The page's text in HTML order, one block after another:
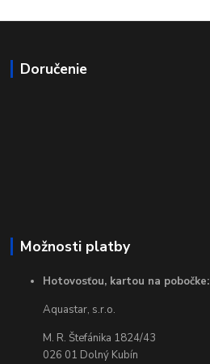
Doručenie
Možnosti platby
Hotovosťou, kartou na pobočke:
Aquastar, s.r.o.
M. R. Štefánika 1824/43
026 01 Dolný Kubín